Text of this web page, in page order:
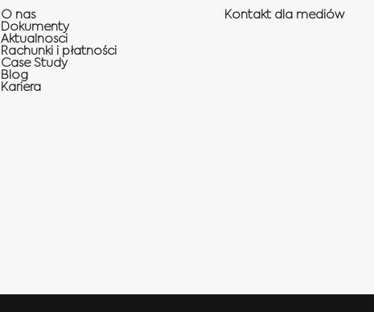
O nas
Dokumenty
Aktualnosci
Rachunki i płatności
Case Study
Blog
Kariera
Kontakt dla mediów